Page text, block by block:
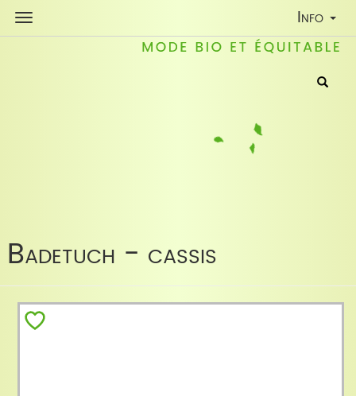
Toggle
Info
Badetuch - cassis